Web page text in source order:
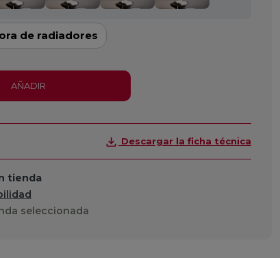
de radiadores
AÑADIR
Descargar la ficha técnica
tienda
seleccionada